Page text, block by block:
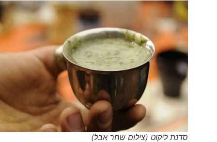
סדנת ליקוט (צילום שחר אבל)